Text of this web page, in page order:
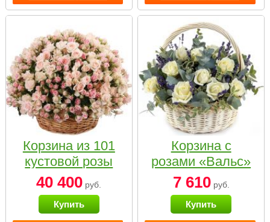
Корзина из 101
кустовой розы
нежных тонов
40 400 руб.
Купить
Корзина с
розами «Вальс»
7 610руб.
Купить